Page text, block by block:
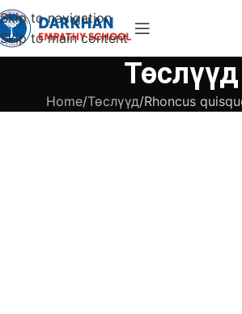
Skip to navigation
Skip to main content
Төслүүд
Home Төслүүд Rhoncus